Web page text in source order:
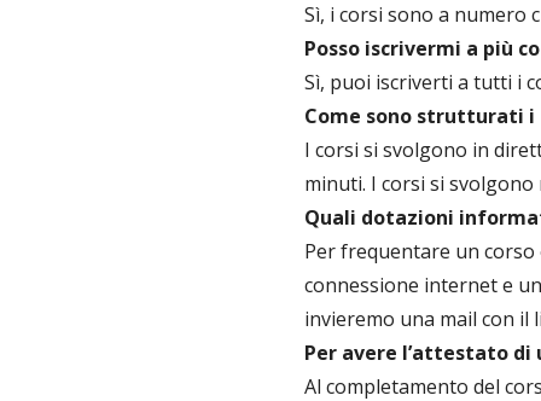
Sì, i corsi sono a numero
Posso iscrivermi a più
Sì, puoi iscriverti a tutti i
Come sono strutturati i
I corsi si svolgono in
minuti. I corsi si
Quali dotazioni
Per frequentare un
connessione internet e
invieremo una mail con il
Per avere l’attestato di
Al completamento del